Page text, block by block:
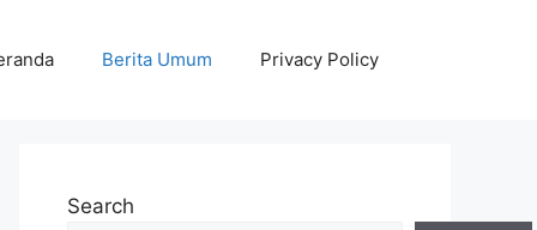
Berita Umum Privacy Policy
Search